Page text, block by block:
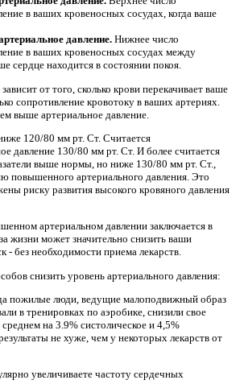
в ваших кровеносных сосудах, когда ваше
давление. Нижнее число
в ваших кровеносных сосудах между
сердце находится в состоянии покоя.
от того, сколько крови перекачивает ваше
сопротивление кровотоку в ваших артериях.
выше артериальное давление.
120/80 мм рт. Ст. Считается
давление 130/80 мм рт. Ст. И более считается
выше нормы, но ниже 130/80 мм рт. Ст.,
повышенного артериального давления. Это
риску развития высокого кровяного давления
артериальном давлении заключается в
жизни может значительно снизить ваши
- без необходимости приема лекарств.
снизить уровень артериального давления:
пожилые люди, ведущие малоподвижный образ
в тренировках по аэробике, снизили свое
на 3.9% систолическое и 4,5%
не хуже, чем у некоторых лекарств от
увеличиваете частоту сердечных